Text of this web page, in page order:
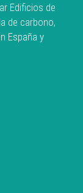
Edificios de
de carbono,
España y